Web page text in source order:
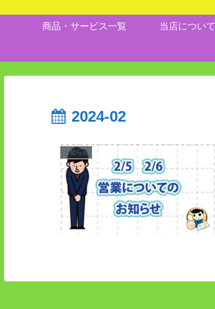
商品・サービス一覧 当店について
2024-02
お知らせ